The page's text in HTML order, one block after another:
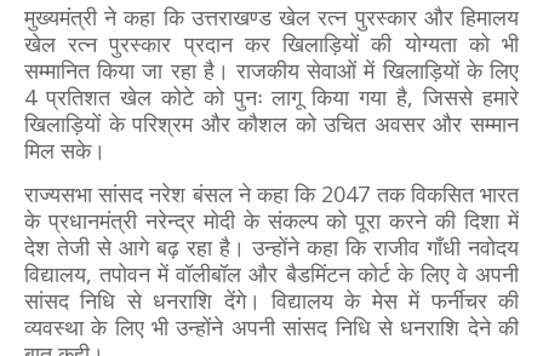
मुख्यमंत्री ने कहा कि उत्तराखण्ड खेल रत्न पुरस्कार और हिमालय
खेल रत्न पुरस्कार प्रदान कर खिलाड़ियों की योग्यता को भी
सम्मानित किया जा रहा है। राजकीय सेवाओं में खिलाड़ियों के लिए
4 प्रतिशत खेल कोटे को पुनः लागू किया गया है, जिससे हमारे
खिलाड़ियों के परिश्रम और कौशल को उचित अवसर और सम्मान
मिल सके।
राज्यसभा सांसद नरेश बंसल ने कहा कि 2047 तक विकसित भारत
के प्रधानमंत्री नरेन्द्र मोदी के संकल्प को पूरा करने की दिशा में
देश तेजी से आगे बढ़ रहा है। उन्होंने कहा कि राजीव गाँधी नवोदय
विद्यालय, तपोवन में वॉलीबॉल और बैडमिंटन कोर्ट के लिए वे अपनी
सांसद निधि से धनराशि देंगे। विद्यालय के मेस में फर्नीचर की
व्यवस्था के लिए भी उन्होंने अपनी सांसद निधि से धनराशि देने की